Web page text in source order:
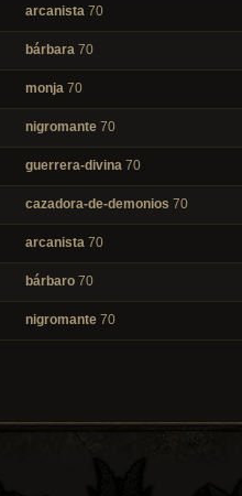
arcanista 70
bárbara 70
monja 70
nigromante 70
guerrera-divina 70
cazadora-de-demonios 70
arcanista 70
bárbaro 70
nigromante 70